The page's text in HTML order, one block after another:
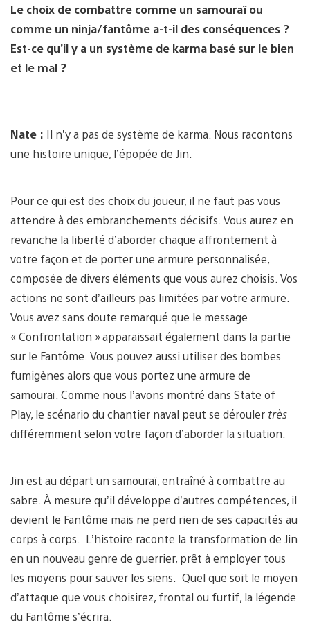
Le choix de combattre comme un samouraï ou
comme un ninja/fantôme a-t-il des conséquences ?
Est-ce qu’il y a un système de karma basé sur le bien
et le mal ?
Nate : Il n’y a pas de système de karma. Nous racontons
une histoire unique, l’épopée de Jin.
Pour ce qui est des choix du joueur, il ne faut pas vous
attendre à des embranchements décisifs. Vous aurez en
revanche la liberté d’aborder chaque affrontement à
votre façon et de porter une armure personnalisée,
composée de divers éléments que vous aurez choisis. Vos
actions ne sont d’ailleurs pas limitées par votre armure.
Vous avez sans doute remarqué que le message
« Confrontation » apparaissait également dans la partie
sur le Fantôme. Vous pouvez aussi utiliser des bombes
fumigènes alors que vous portez une armure de
samouraï. Comme nous l’avons montré dans State of
Play, le scénario du chantier naval peut se dérouler très
différemment selon votre façon d’aborder la situation.
Jin est au départ un samouraï, entraîné à combattre au
sabre. À mesure qu’il développe d’autres compétences, il
devient le Fantôme mais ne perd rien de ses capacités au
corps à corps. L’histoire raconte la transformation de Jin
en un nouveau genre de guerrier, prêt à employer tous
les moyens pour sauver les siens. Quel que soit le moyen
d’attaque que vous choisirez, frontal ou furtif, la légende
du Fantôme s’écrira.